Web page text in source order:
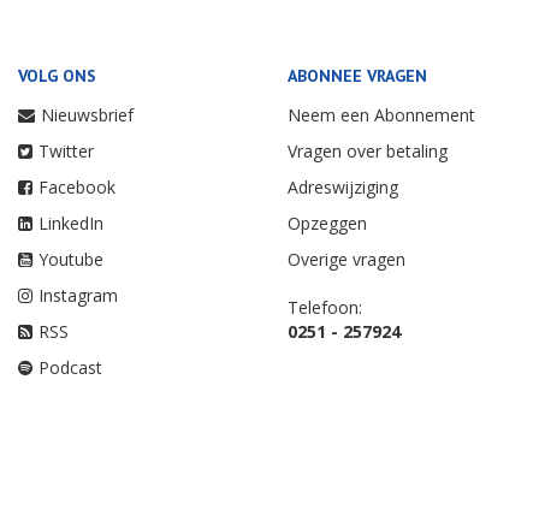
VOLG ONS
Nieuwsbrief
Twitter
Facebook
LinkedIn
Youtube
Instagram
RSS
Podcast
ABONNEE VRAGEN
Neem een Abonnement
Vragen over betaling
Adreswijziging
Opzeggen
Overige vragen
Telefoon:
0251 - 257924